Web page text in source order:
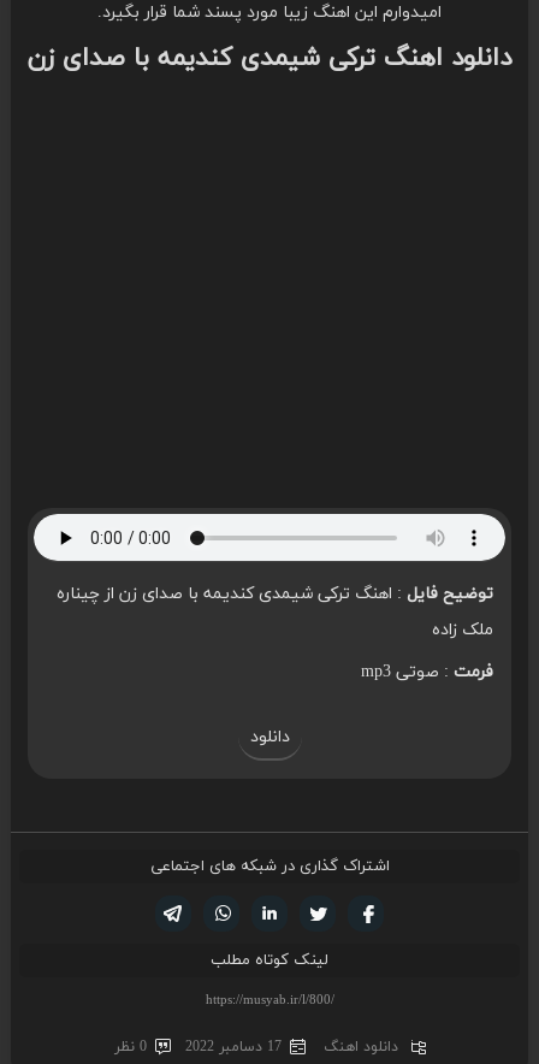
امیدوارم این اهنگ زیبا مورد پسند شما قرار بگیرد.
دانلود اهنگ ترکی شیمدی کندیمه با صدای زن
توضیح فایل: اهنگ ترکی شیمدی کندیمه با صدای زن از چیناره
ملک زاده
فرمت: صوتی mp3
دانلود
اشتراک گذاری در شبکه های اجتماعی
لینکدین تویتر
فیسوک
لینک کوتاه مطلب
دانلود اهنگ 17 دسامبر 2022 0 نظر